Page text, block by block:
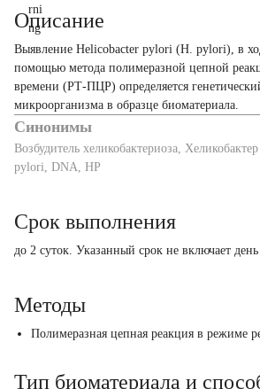
Описание
Выявление Helicobacter pylori (H. pylori), в
помощью метода полимеразной цепной
времени (РТ-ПЦР) определяется
микроорганизма в образце биоматериала.
Синонимы
Возбудитель хеликобактериоза,
pylori, DNA, HP
Срок выполнения
до 2 суток. Указанный срок не включает
Методы
Полимеразная цепная реакция в режиме
Тип биоматериала и